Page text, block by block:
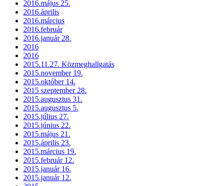
2016.május 25.
2016.április
2016.március
2016.február
2016.január 28.
2016
2016
2015.11.27. Közmeghallgatás
2015.november 19.
2015.október 14.
2015 szeptember 28.
2015.augusztus 31.
2015.augusztus 5.
2015.július 27.
2015.június 22.
2015.május 21.
2015.április 23.
2015.március 19.
2015.február 12.
2015.január 16.
2015.január 12.